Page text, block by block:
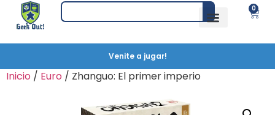
0
Venite a jugar!
Inicio / Euro / Zhanguo: El primer imperio